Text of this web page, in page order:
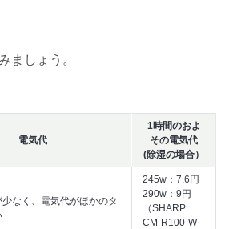
ましょう。
電気代
1時間のおよ
その電気代
(除湿の場合）
少なく、電気代がほかのタ
245w：7.6円
290w：9円
（SHARP
CM-R100-W